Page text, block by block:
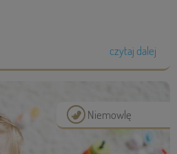
czytaj dalej
Niemowlę